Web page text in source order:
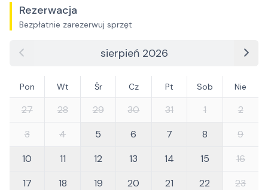
Rezerwacja
Bezpłatnie zarezerwuj sprzęt
sierpień 2026
Pon Wt Śr Cz Pt Sob Nie
27 28 29 30 31 1
2
3
4 5 6 7 8
9
10
11 12 13 14 15
16
17
18 19 20 21 22
23